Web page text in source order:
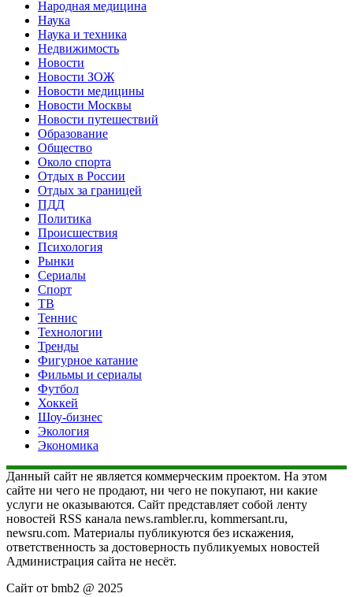
Народная медицина
Наука
Наука и техника
Недвижимость
Новости
Новости ЗОЖ
Новости медицины
Новости Москвы
Новости путешествий
Образование
Общество
Около спорта
Отдых в России
Отдых за границей
ПДД
Политика
Происшествия
Психология
Рынки
Сериалы
Спорт
ТВ
Теннис
Технологии
Тренды
Фигурное катание
Фильмы и сериалы
Футбол
Хоккей
Шоу-бизнес
Экология
Экономика
Данный сайт не является коммерческим проектом. На этом
сайте ни чего не продают, ни чего не покупают, ни какие
услуги не оказываются. Сайт представляет собой ленту
новостей RSS канала news.rambler.ru, kommersant.ru,
newsru.com. Материалы публикуются без искажения,
ответственность за достоверность публикуемых новостей
Администрация сайта не несёт.
Сайт от bmb2 @ 2025